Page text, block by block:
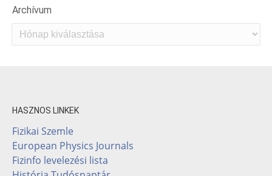
Archívum
Archívum
HASZNOS LINKEK
Fizikai Szemle
European Physics Journals
Fizinfo levelezési lista